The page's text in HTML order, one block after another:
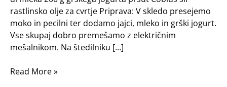
rastlinsko olje za cvrtje Priprava: V skledo presejemo
moko in pecilni ter dodamo jajci, mleko in grški jogurt.
Vse skupaj dobro premešamo z električnim
mešalnikom. Na štedilniku […]
Read More »